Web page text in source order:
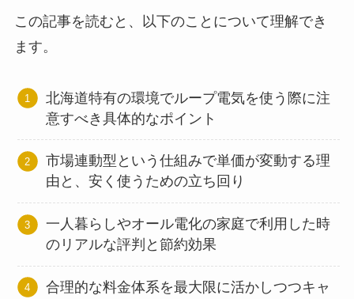
この記事を読むと、以下のことについて理解でき
ます。
北海道特有の環境でループ電気を使う際に注
意すべき具体的なポイント
市場連動型という仕組みで単価が変動する理
由と、安く使うための立ち回り
一人暮らしやオール電化の家庭で利用した時
のリアルな評判と節約効果
合理的な料金体系を最大限に活かしつつキャ